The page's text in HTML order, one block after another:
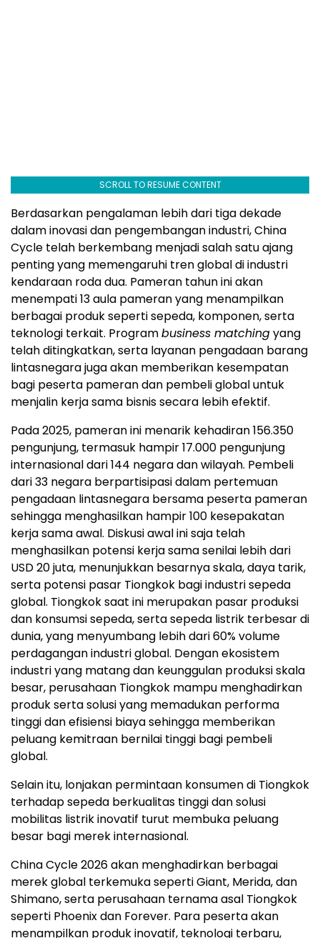
SCROLL TO RESUME CONTENT
Berdasarkan pengalaman lebih dari tiga dekade
dalam inovasi dan pengembangan industri, China
Cycle telah berkembang menjadi salah satu ajang
penting yang memengaruhi tren global di industri
kendaraan roda dua. Pameran tahun ini akan
menempati 13 aula pameran yang menampilkan
berbagai produk seperti sepeda, komponen, serta
teknologi terkait. Programbusiness matchingyang
telah ditingkatkan, serta layanan pengadaan barang
lintasnegara juga akan memberikan kesempatan
bagi peserta pameran dan pembeli global untuk
menjalin kerja sama bisnis secara lebih efektif.
Pada 2025, pameran ini menarik kehadiran 156.350
pengunjung, termasuk hampir 17.000 pengunjung
internasional dari 144 negara dan wilayah. Pembeli
dari 33 negara berpartisipasi dalam pertemuan
pengadaan lintasnegara bersama peserta pameran
sehingga menghasilkan hampir 100 kesepakatan
kerja sama awal. Diskusi awal ini saja telah
menghasilkan potensi kerja sama senilai lebih dari
USD 20 juta, menunjukkan besarnya skala, daya tarik,
serta potensi pasar Tiongkok bagi industri sepeda
global. Tiongkok saat ini merupakan pasar produksi
dan konsumsi sepeda, serta sepeda listrik terbesar di
dunia, yang menyumbang lebih dari 60% volume
perdagangan industri global. Dengan ekosistem
industri yang matang dan keunggulan produksi skala
besar, perusahaan Tiongkok mampu menghadirkan
produk serta solusi yang memadukan performa
tinggi dan efisiensi biaya sehingga memberikan
peluang kemitraan bernilai tinggi bagi pembeli
global.
Selain itu, lonjakan permintaan konsumen di Tiongkok
terhadap sepeda berkualitas tinggi dan solusi
mobilitas listrik inovatif turut membuka peluang
besar bagi merek internasional.
China Cycle 2026 akan menghadirkan berbagai
merek global terkemuka seperti Giant, Merida, dan
Shimano, serta perusahaan ternama asal Tiongkok
seperti Phoenix dan Forever. Para peserta akan
menampilkan produk inovatif, teknologi terbaru,